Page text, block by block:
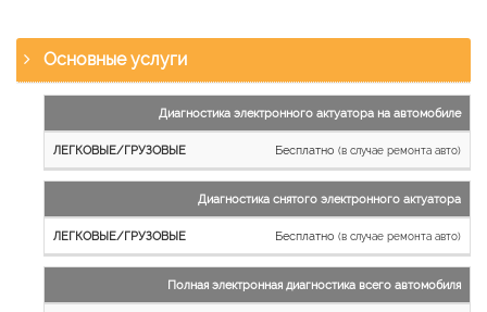
Основные услуги
работы
Легковые
и
Грузовые
автомобили
Диагностика электронного актуатора на автомобиле
Бесплатно (в случае ремонта авто)
Диагностика снятого электронного актуатора
Бесплатно (в случае ремонта авто)
Полная электронная диагностика всего автомобиля